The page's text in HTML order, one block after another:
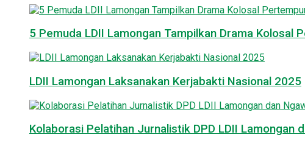
5 Pemuda LDII Lamongan Tampilkan Drama Kolosal
LDII Lamongan Laksanakan Kerjabakti Nasional 2025
Kolaborasi Pelatihan Jurnalistik DPD LDII Lamongan